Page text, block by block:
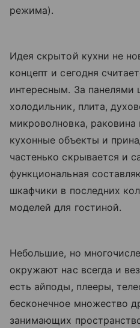
режима).
Идея скрытой кухни не
концепт и сегодня
интересным. За панелями
холодильник, плита,
микроволновка,
кухонные объекты и
частенько скрывается и
функциональная
шкафчики в последних
моделей для гостиной.
Небольшие, но
окружают нас всегда и
есть айподы, плееры,
бесконечное множество
занимающих